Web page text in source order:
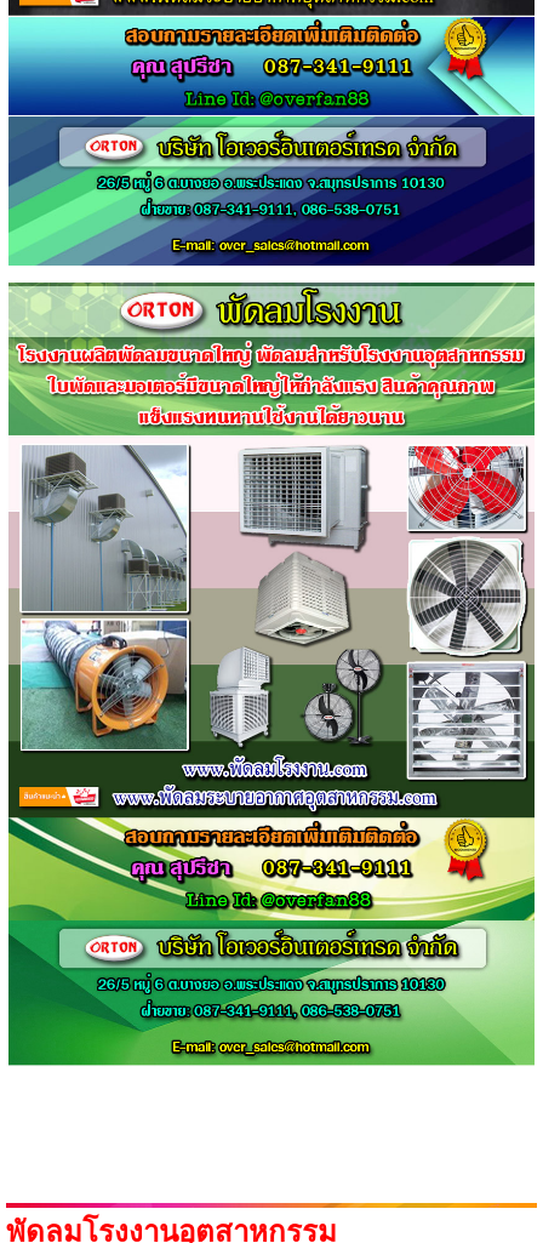
พัดลมโรงงานอุตสาหกรรม